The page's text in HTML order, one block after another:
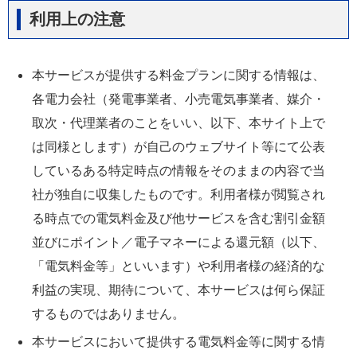
利用上の注意
本サービスが提供する料金プランに関する情報は、
各電力会社（発電事業者、小売電気事業者、媒介・
取次・代理業者のことをいい、以下、本サイト上で
は同様とします）が自己のウェブサイト等にて公表
しているある特定時点の情報をそのままの内容で当
社が独自に収集したものです。利用者様が閲覧され
る時点での電気料金及び他サービスを含む割引金額
並びにポイント／電子マネーによる還元額（以下、
「電気料金等」といいます）や利用者様の経済的な
利益の実現、期待について、本サービスは何ら保証
するものではありません。
本サービスにおいて提供する電気料金等に関する情